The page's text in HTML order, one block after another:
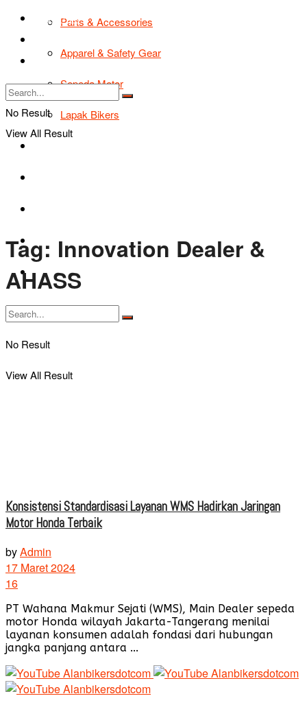
Parts & Accessories
Apparel & Safety Gear
Sepeda Motor
Lapak Bikers
Bikers Cars
Tentang Kami
No Result
View All Result
TIPS & TRIK
Tentang Kami
No Result
View All Result
Tag: Innovation Dealer &
AHASS
Konsistensi Standardisasi Layanan WMS Hadirkan Jaringan
Motor Honda Terbaik
byAdmin
17 Maret 2024
16
PT Wahana Makmur Sejati (WMS), Main Dealer sepeda
motor Honda wilayah Jakarta-Tangerang menilai
layanan konsumen adalah fondasi dari hubungan
jangka panjang antara ...